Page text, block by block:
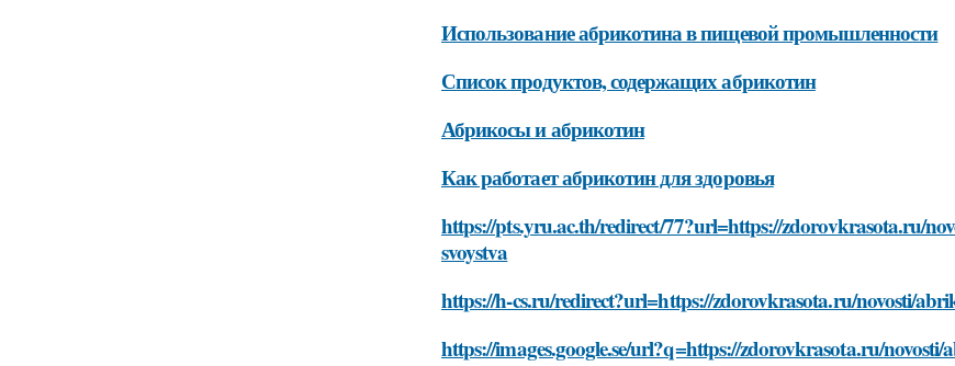
Использование абрикотина в пищевой промышленности
Список продуктов, содержащих абрикотин
Абрикосы и абрикотин
Как работает абрикотин для здоровья
https://pts.yru.ac.th/redirect/77?url=https://zdorovkrasota.ru/
svoystva
https://h-cs.ru/redirect?url=https://zdorovkrasota.ru/novosti/
https://images.google.se/url?q=https://zdorovkrasota.ru/